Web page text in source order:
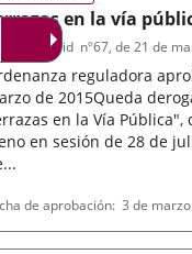
en la vía
reguladora
de 2015Queda
en la Vía
en sesión de 28 de
Valladolid nº67, de 21 de
de aprobación 3 de